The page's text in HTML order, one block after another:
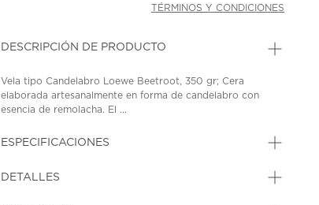
TÉRMINOS Y CONDICIONES
DESCRIPCIÓN DE PRODUCTO
Vela tipo Candelabro Loewe Beetroot, 350 gr; Cera
elaborada artesanalmente en forma de candelabro con
esencia de remolacha. El ...
ESPECIFICACIONES
DETALLES